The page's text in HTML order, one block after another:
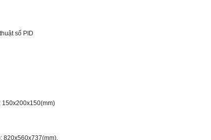
số PID
150x200x150(mm)
820x560x737(mm),